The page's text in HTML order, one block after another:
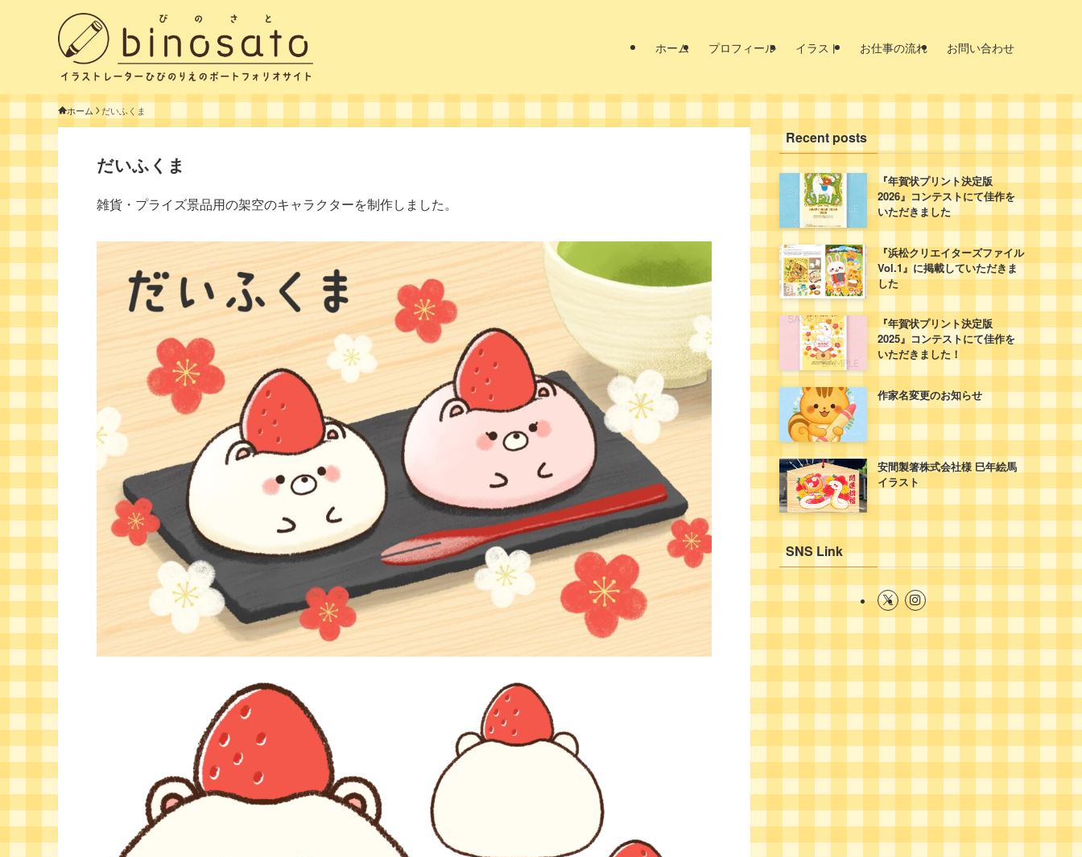
ホーム プロフィール イラスト お仕事の流れ お問い合わせ
ホーム だいふくま
だいふくま
雑貨・プライズ景品用の架空のキャラクターを制作しました。
Recent posts
『年賀状プリント決定版
2026』コンテストにて佳作を
いただきました
『浜松クリエイターズファイル
Vol.1』に掲載していただきま
した
『年賀状プリント決定版
2025』コンテストにて佳作を
いただきました！
作家名変更のお知らせ
安間製箸株式会社様 巳年絵馬
イラスト
SNS Link